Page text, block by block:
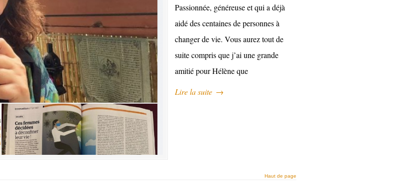
Passionnée, généreuse et qui a déjà
aidé des centaines de personnes à
changer de vie. Vous aurez tout de
suite compris que j’ai une grande
amitié pour Hélène que
Lire la suite →
Haut de page